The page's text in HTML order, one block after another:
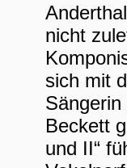
nicht
sich mit
Sängerin
Beckett
und II“